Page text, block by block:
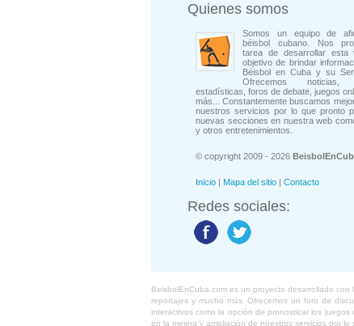
Quienes somos
Somos un equipo de
béisbol cubano. Nos
tarea de desarrollar esta
objetivo de brindar
Béisbol en Cuba y su
Ofrecemos noticias,
estadísticas, foros de debate, juegos
más... Constantemente buscamos
nuestros servicios por lo que pronto
nuevas secciones en nuestra web
y otros entretenimientos.
© copyright 2009 - 2026
Inicio | Mapa del sitio | Contacto
Redes sociales:
BeisbolEnCuba.com es un proyecto desarrollado
reportajes y mucho más. Ofrecemos un foro de
interactivos como la opción de pronosticar los
en la mejora y ampliación de nuestros servicios por